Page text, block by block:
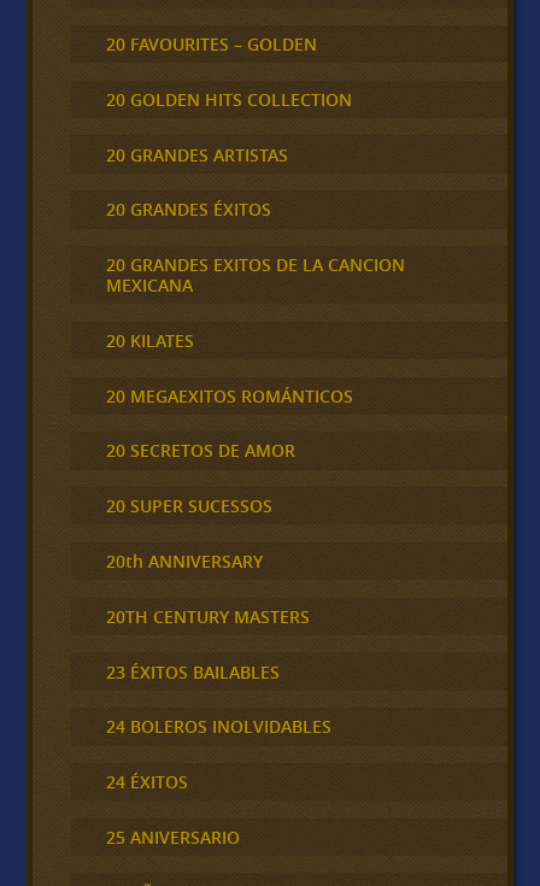
20 FAVOURITES – GOLDEN
20 GOLDEN HITS COLLECTION
20 GRANDES ARTISTAS
20 GRANDES ÉXITOS
20 GRANDES EXITOS DE LA CANCION
MEXICANA
20 KILATES
20 MEGAEXITOS ROMÁNTICOS
20 SECRETOS DE AMOR
20 SUPER SUCESSOS
20th ANNIVERSARY
20TH CENTURY MASTERS
23 ÉXITOS BAILABLES
24 BOLEROS INOLVIDABLES
24 ÉXITOS
25 ANIVERSARIO